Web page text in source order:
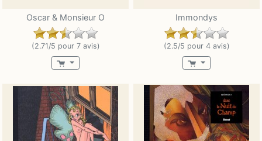
Oscar & Monsieur O
(2.71/5 pour 7 avis)
Immondys
(2.5/5 pour 4 avis)